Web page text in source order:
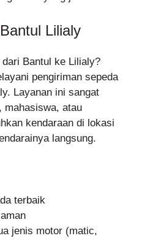
Bantul Lilialy
Bantul ke Lilialy?
pengiriman sepeda
Layanan ini sangat
mahasiswa, atau
kendaraan di lokasi
langsung.
terbaik
jenis motor (matic,